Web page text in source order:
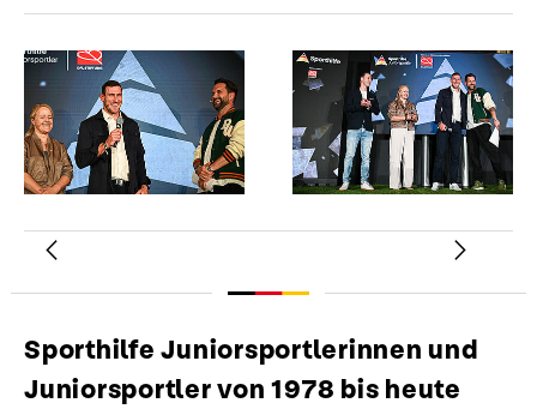
Sporthilfe Juniorsportlerinnen und
Juniorsportler von 1978 bis heute
Mads
Sporthilfe
Juniorsportler
2025